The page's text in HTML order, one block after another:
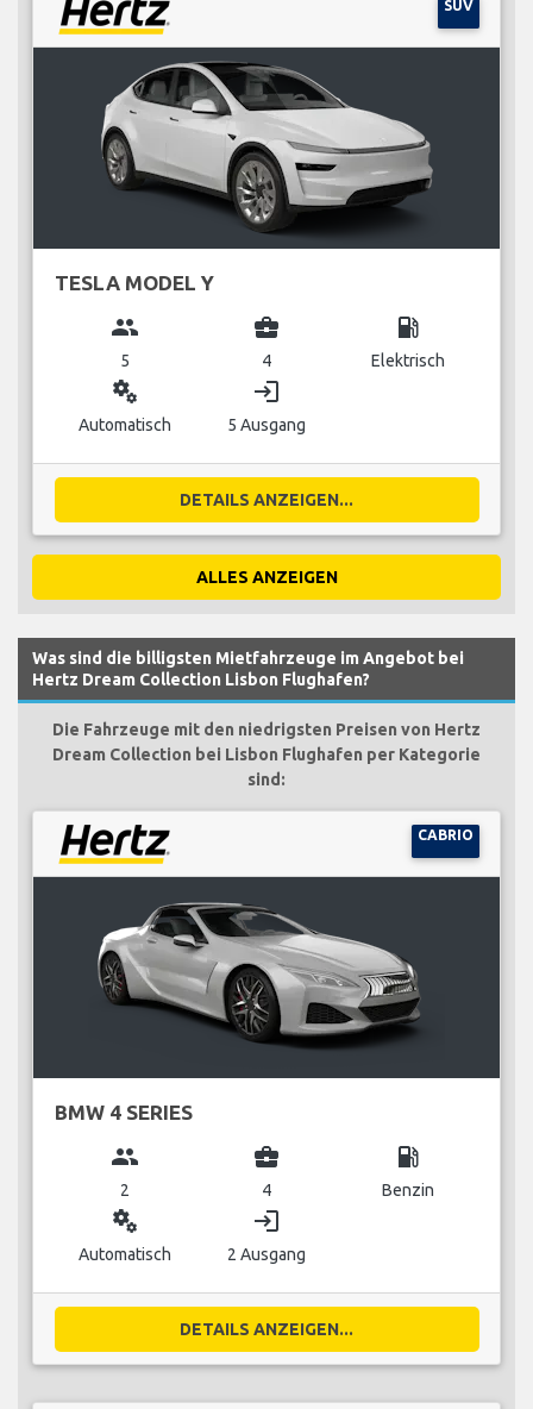
SUV
TESLA MODEL Y
group
5
business_center
4
local_gas_station
Elektrisch
miscellaneous_services
Automatisch
login
5 Ausgang
DETAILS ANZEIGEN...
ALLES ANZEIGEN
Was sind die billigsten Mietfahrzeuge im Angebot bei
Hertz Dream Collection Lisbon Flughafen?
Die Fahrzeuge mit den niedrigsten Preisen von Hertz
Dream Collection bei Lisbon Flughafen per Kategorie
sind:
CABRIO
BMW 4 SERIES
group
2
business_center
4
local_gas_station
Benzin
miscellaneous_services
Automatisch
login
2 Ausgang
DETAILS ANZEIGEN...